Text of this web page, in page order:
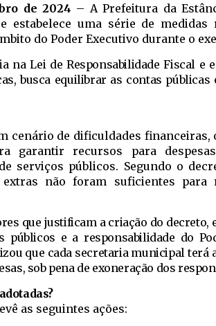
de 2024 – A Prefeitura da
estabelece uma série de
do Poder Executivo durante o
na Lei de Responsabilidade Fiscal e
busca equilibrar as contas
cenário de dificuldades financeiras,
garantir recursos para
serviços públicos. Segundo o
não foram suficientes para
que justificam a criação do decreto,
públicos e a responsabilidade do
que cada secretaria municipal
sob pena de exoneração dos
as seguintes ações: